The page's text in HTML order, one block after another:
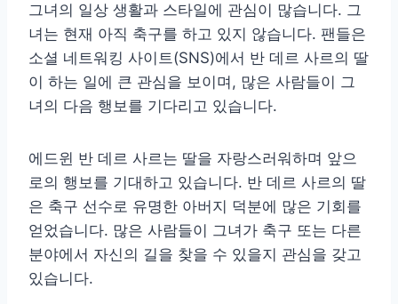
그녀의 일상 생활과 스타일에 관심이 많습니다. 그
녀는 현재 아직 축구를 하고 있지 않습니다. 팬들은
소셜 네트워킹 사이트(SNS)에서 반 데르 사르의 딸
이 하는 일에 큰 관심을 보이며, 많은 사람들이 그
녀의 다음 행보를 기다리고 있습니다.
에드윈 반 데르 사르는 딸을 자랑스러워하며 앞으
로의 행보를 기대하고 있습니다. 반 데르 사르의 딸
은 축구 선수로 유명한 아버지 덕분에 많은 기회를
얻었습니다. 많은 사람들이 그녀가 축구 또는 다른
분야에서 자신의 길을 찾을 수 있을지 관심을 갖고
있습니다.